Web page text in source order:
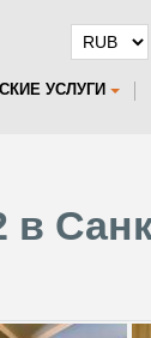
УСЛУГИ